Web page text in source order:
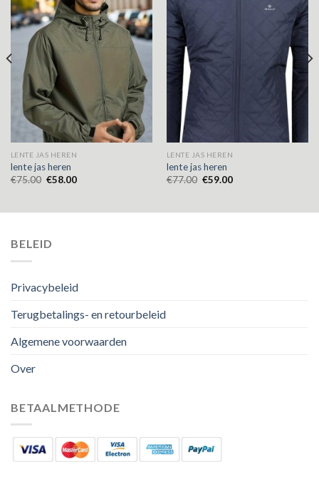
LENTE JAS HEREN
lente jas heren
€75.00 €58.00
LENTE JAS HEREN
lente jas heren
€77.00 €59.00
BELEID
Privacybeleid
Terugbetalings- en retourbeleid
Algemene voorwaarden
Over
BETAALMETHODE